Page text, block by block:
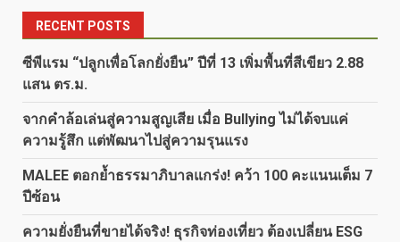
RECENT POSTS
ซีพีแรม “ปลูกเพื่อโลกยั่งยืน” ปีที่ 13 เพิ่มพื้นที่สีเขียว 2.88
แสน ตร.ม.
จากคำล้อเล่นสู่ความสูญเสีย เมื่อ Bullying ไม่ได้จบแค่
ความรู้สึก แต่พัฒนาไปสู่ความรุนแรง
MALEE ตอกย้ำธรรมาภิบาลแกร่ง! คว้า 100 คะแนนเต็ม 7
ปีซ้อน
ความยั่งยืนที่ขายได้จริง! ธุรกิจท่องเที่ยว ต้องเปลี่ยน ESG